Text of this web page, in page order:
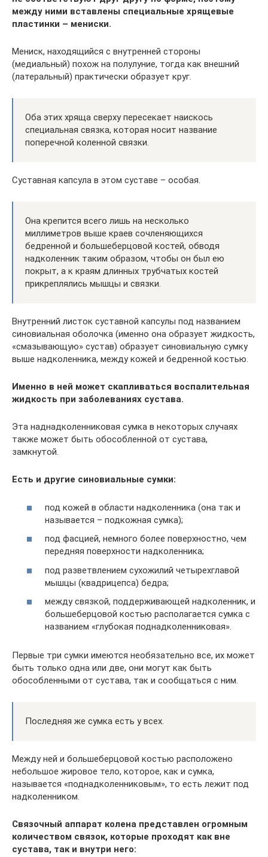
между ними вставлены специальные хрящевые
пластинки – мениски.
Мениск, находящийся с внутренней стороны
(медиальный) похож на полулуние, тогда как внешний
(латеральный) практически образует круг.
Оба этих хряща сверху пересекает наискось
специальная связка, которая носит название
поперечной коленной связки.
Суставная капсула в этом суставе – особая.
Она крепится всего лишь на несколько
миллиметров выше краев сочленяющихся
бедренной и большеберцовой костей, обводя
надколенник таким образом, чтобы он был ею
покрыт, а к краям длинных трубчатых костей
прикреплялись мышцы и связки.
Внутренний листок суставной капсулы под названием
синовиальная оболочка (именно она образует жидкость,
«смазывающую» сустав) образует синовиальную сумку
выше надколенника, между кожей и бедренной костью.
Именно в ней может скапливаться воспалительная
жидкость при заболеваниях сустава.
Эта наднадколенниковая сумка в некоторых случаях
также может быть обособленной от сустава,
замкнутой.
Есть и другие синовиальные сумки:
под кожей в области надколенника (она так и
называется – подкожная сумка);
под фасцией, немного более поверхностно, чем
передняя поверхности надколенника;
под разветвлением сухожилий четырехглавой
мышцы (квадрицепса) бедра;
между связкой, поддерживающей надколенник, и
большеберцовой костью располагается сумка с
названием «глубокая поднадколенниковая».
Первые три сумки имеются необязательно все, их может
быть только одна или две, они могут как быть
обособленными от сустава, так и сообщаться с ним.
Последняя же сумка есть у всех.
Между ней и большеберцовой костью расположено
небольшое жировое тело, которое, как и сумка,
называется «поднадколенниковым», то есть лежит под
надколенником.
Связочный аппарат колена представлен огромным
количеством связок, которые проходят как вне
сустава, так и внутри него: